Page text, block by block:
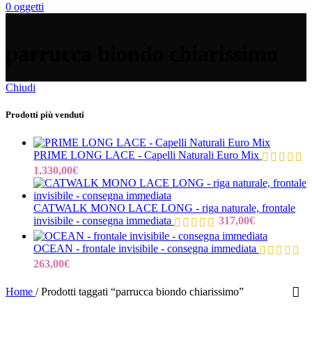
0 oggetti
Chiudi
Prodotti più venduti
PRIME LONG LACE - Capelli Naturali Euro Mix
1.330,00€
CATWALK MONO LACE LONG - riga naturale, frontale
invisibile - consegna immediata
317,00€
OCEAN - frontale invisibile - consegna immediata
263,00€
Home / Prodotti taggati “parrucca biondo chiarissimo”